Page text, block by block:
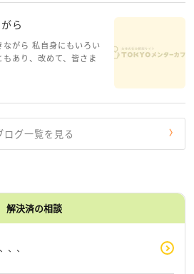
ら
がら 私自身にもいろい
あり、改めて、皆さま
、もがいてる。わたし
まされるような日々で
ログ一覧を見る
解決済の相談
、、